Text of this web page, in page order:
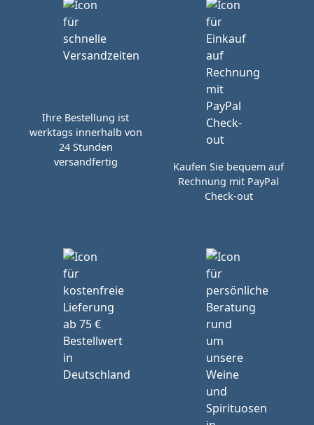
Ihre Bestellung ist
werktags innerhalb von
24 Stunden
versandfertig
Kaufen Sie bequem auf
Rechnung mit PayPal
Check-out